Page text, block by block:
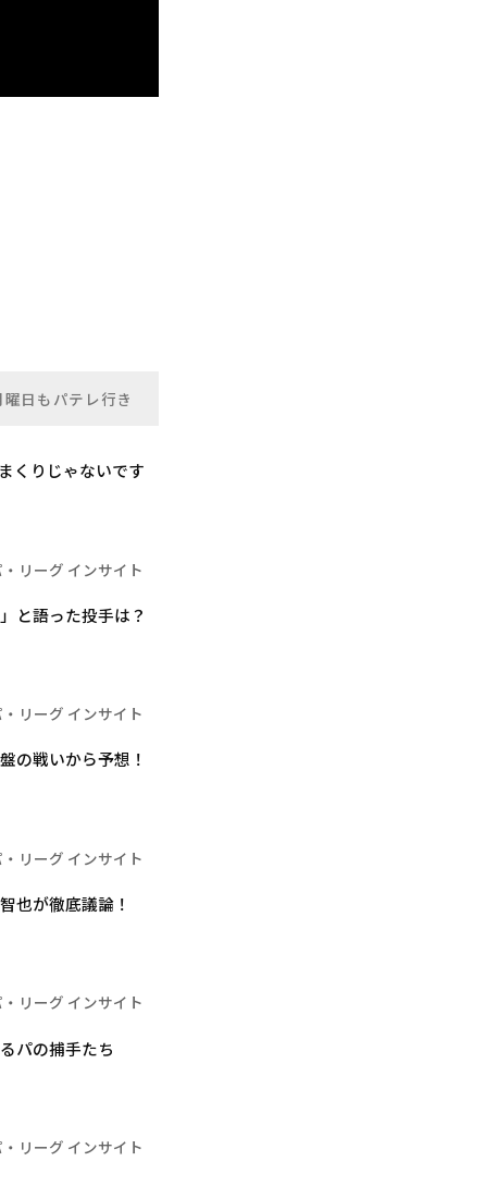
曜日もパテレ行き
くりじゃないです
・リーグ インサイト
と語った投手は？
・リーグ インサイト
の戦いから予想！
・リーグ インサイト
也が徹底議論！
・リーグ インサイト
パの捕手たち
・リーグ インサイト